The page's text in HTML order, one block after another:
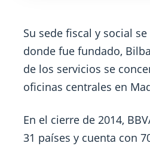
Su sede fiscal y social
donde fue fundado,
de los servicios se
oficinas centrales en
En el cierre de 2014,
31 países y cuenta con